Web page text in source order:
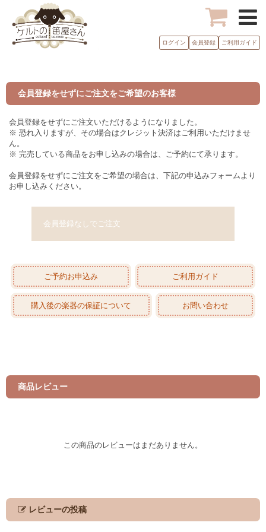
ログイン 会員登録 ご利用ガイド
会員登録をせずにご注文をご希望のお客様
会員登録をせずにご注文いただけるようになりました。
※ 恐れ入りますが、その場合はクレジット決済はご利用いただけませ
ん。
※ 完売している商品をお申し込みの場合は、ご予約にて承ります。
会員登録をせずにご注文をご希望の場合は、下記の申込みフォームより
お申し込みください。
会員登録なしでご注文
ご予約お申込み ご利用ガイド
購入後の楽器の保証について お問い合わせ
商品レビュー
この商品のレビューはまだありません。
レビューの投稿